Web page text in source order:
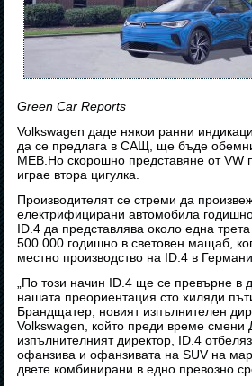
Green Car Reports
Volkswagen даде някои ранни
да се предлага в САЩ, ще бъде
MEB.Но скорошно представяне от VW
играе втора цигулка.
Производителят се стреми да
електрифицирани автомобила
ID.4 да представлява около една
500 000 годишно в световен мащаб,
местно производство на ID.4 в
„По този начин ID.4 ще се превърне в
нашата преориентация сто хиляди
Брандщатер, новият изпълнителен
Volkswagen, който преди време смени
изпълнителният директор, ID.4
офанзива и офанзивата на SUV на
двете комбинирани в едно превозно